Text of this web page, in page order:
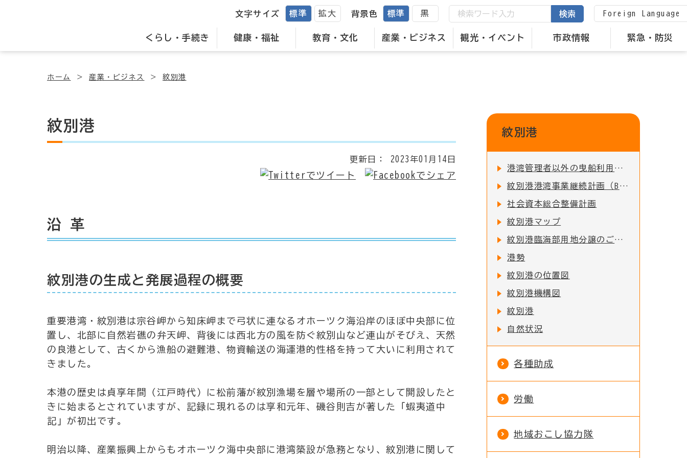
くらし・手続き 健康・福祉 教育・文化 産業・ビジネス 観光・イベント 市政情報 緊急・防災
文字サイズ 標準 拡大 背景色 標準 黒 検索 Foreign Language
ホーム 産業・ビジネス 紋別港
紋別港
更新日： 2023年01月14日
沿 革
紋別港の生成と発展過程の概要
重要港湾・紋別港は宗谷岬から知床岬まで弓状に連なるオホーツク海沿岸のほぼ中央部に位
置し、北部に自然岩礁の弁天岬、背後には西北方の風を防ぐ紋別山など連山がそびえ、天然
の良港として、古くから漁船の避難港、物資輸送の海運港的性格を持って大いに利用されて
きました。
本港の歴史は貞享年間（江戸時代）に松前藩が紋別漁場を層や場所の一部として開設したと
きに始まるとされていますが、記録に現れるのは享和元年、磯谷則吉が著した「蝦夷道中
記」が初出です。
明治以降、産業振興上からもオホーツク海中央部に港湾築設が急務となり、紋別港に関して
紋別港
港湾管理者以外の曳船利用料について
紋別港港湾事業継続計画（BCP）【感染症編】
社会資本総合整備計画
紋別港マップ
紋別港臨海部用地分譲のご案内
港勢
紋別港の位置図
紋別港機構図
紋別港
自然状況
各種助成
労働
地域おこし協力隊